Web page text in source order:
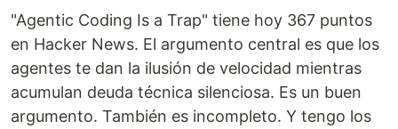
"Agentic Coding Is a Trap" tiene hoy 367 puntos
en Hacker News. El argumento central es que los
agentes te dan la ilusión de velocidad mientras
acumulan deuda técnica silenciosa. Es un buen
argumento. También es incompleto. Y tengo los